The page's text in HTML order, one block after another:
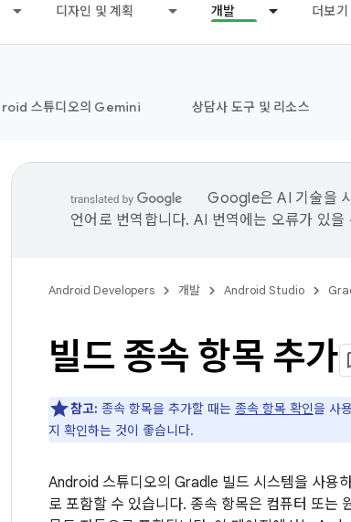
디자인 및 계획 개발 더보기
스튜디오의 Gemini 상담사 도구 및 리소스
Google은 AI 기술을
언어로 번역합니다. AI 번역에는 오류가 있을
Android Developers 개발 Android Studio
빌드 종속 항목 추가
참고: 종속 항목을 추가할 때는 종속 항목 확인을 사
지 확인하는 것이 좋습니다.
Android 스튜디오의 Gradle 빌드 시스템을 사용
로 포함할 수 있습니다. 종속 항목은 컴퓨터 또는